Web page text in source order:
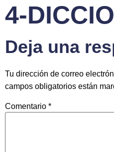
4-
Deja una
Tu dirección de correo
campos obligatorios están
Comentario *